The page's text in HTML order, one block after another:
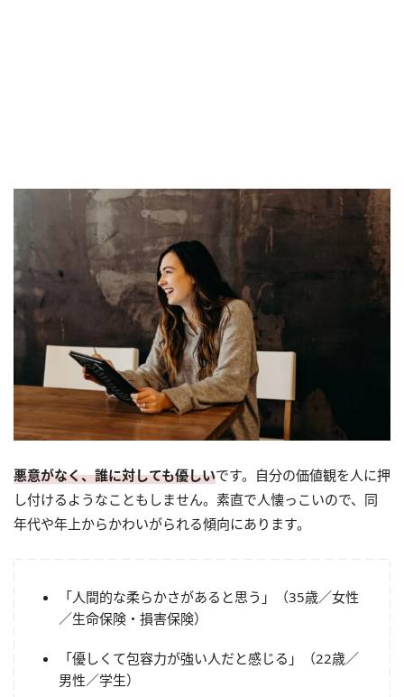
悪意がなく、誰に対しても優しいです。自分の価値観を人に押
し付けるようなこともしません。素直で人懐っこいので、同
年代や年上からかわいがられる傾向にあります。
「人間的な柔らかさがあると思う」（35歳／女性
／生命保険・損害保険）
「優しくて包容力が強い人だと感じる」（22歳／
男性／学生）